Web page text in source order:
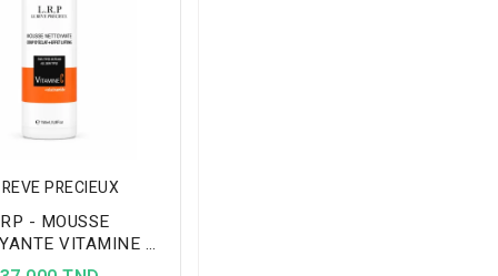
PRECIEUX
- MOUSSE
VITAMINE C
150ML